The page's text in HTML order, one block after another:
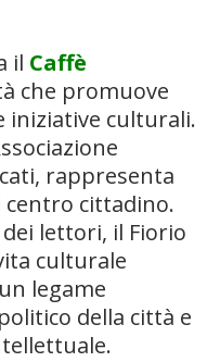
il Caffè
che promuove
iniziative culturali.
, rappresenta
cittadino.
dei lettori, il Fiorio
culturale
legame
della città e